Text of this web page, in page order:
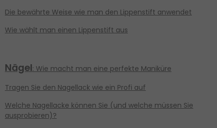
Die bewährte Weise wie man den Lippenstift anwendet
Wie wählt man einen Lippenstift aus
Nägel: Wie macht man eine perfekte Maniküre
Tragen Sie den Nagellack wie ein Profi auf
Welche Nagellacke können Sie (und welche müssen Sie
ausprobieren)?